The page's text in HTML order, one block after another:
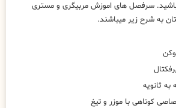
باشید. سرفصل های اموزش مربیگری و مستری
به شرح زیر میباشند.
ثانویه
کوتاهی با موزر و تیغ